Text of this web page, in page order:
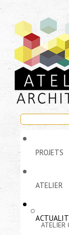
PROJETS
ATELIER
ATELIER